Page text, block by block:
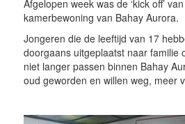
Afgelopen week was de ‘kick off’
kamerbewoning van Bahay Aurora.
Jongeren die de leeftijd van 17
doorgaans uitgeplaatst naar familie
niet langer passen binnen Bahay
oud geworden en willen weg, meer